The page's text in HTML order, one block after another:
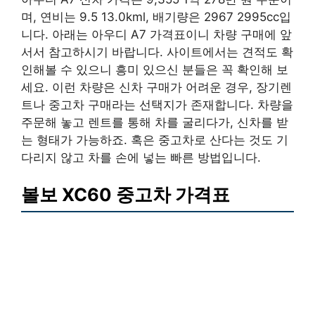
며, 연비는 9.5 13.0kml, 배기량은 2967 2995cc입
니다. 아래는 아우디 A7 가격표이니 차량 구매에 앞
서서 참고하시기 바랍니다. 사이트에서는 견적도 확
인해볼 수 있으니 흥미 있으신 분들은 꼭 확인해 보
세요. 이런 차량은 신차 구매가 어려운 경우, 장기렌
트나 중고차 구매라는 선택지가 존재합니다. 차량을
주문해 놓고 렌트를 통해 차를 굴리다가, 신차를 받
는 형태가 가능하죠. 혹은 중고차로 산다는 것도 기
다리지 않고 차를 손에 넣는 빠른 방법입니다.
볼보 XC60 중고차 가격표